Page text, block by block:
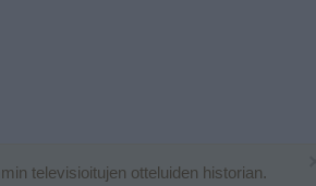
televisioitujen otteluiden historian.